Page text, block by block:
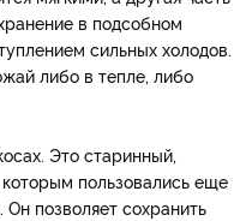
в подсобном
сильных холодов.
либо в тепле, либо
Это старинный,
пользовались еще
позволяет сохранить